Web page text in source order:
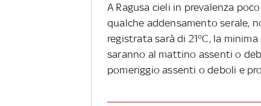
A Ragusa cieli in prevalenza
qualche addensamento serale,
registrata sarà di 21°C, la
saranno al mattino assenti o
pomeriggio assenti o deboli e